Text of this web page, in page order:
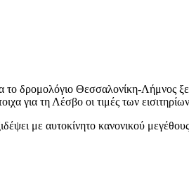
το δρομολόγιο Θεσσαλονίκη-
για τη Λέσβο οι τιμές των
με αυτοκίνητο κανονικού